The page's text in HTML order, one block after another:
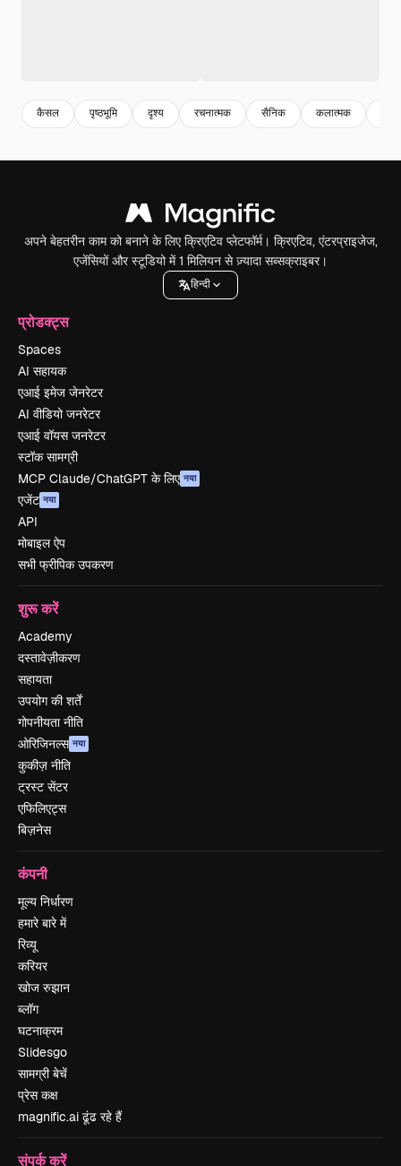
कैसल पृष्ठभूमि दृश्य रचनात्मक सैनिक कलात्मक
अपने बेहतरीन काम को बनाने के लिए क्रिएटिव प्लेटफॉर्म। क्रिएटिव, एंटरप्राइजेज,
एजेंसियों और स्टूडियो में 1 मिलियन से ज़्यादा सब्सक्राइबर।
हिन्दी
प्रोडक्ट्स
Spaces
AI सहायक
एआई इमेज जेनरेटर
AI वीडियो जनरेटर
एआई वॉयस जनरेटर
स्टॉक सामग्री
MCP Claude/ChatGPT के लिए नया
एजेंट नया
API
मोबाइल ऐप
सभी फ्रीपिक उपकरण
शुरू करें
Academy
दस्तावेज़ीकरण
सहायता
उपयोग की शर्तें
गोपनीयता नीति
ओरिजिनल्स नया
कुकीज़ नीति
ट्रस्ट सेंटर
एफिलिएट्स
बिज़नेस
कंपनी
मूल्य निर्धारण
हमारे बारे में
रिव्यू
करियर
खोज रुझान
ब्लॉग
घटनाक्रम
Slidesgo
सामग्री बेचें
प्रेस कक्ष
magnific.ai ढूंढ रहे हैं
संपर्क करें